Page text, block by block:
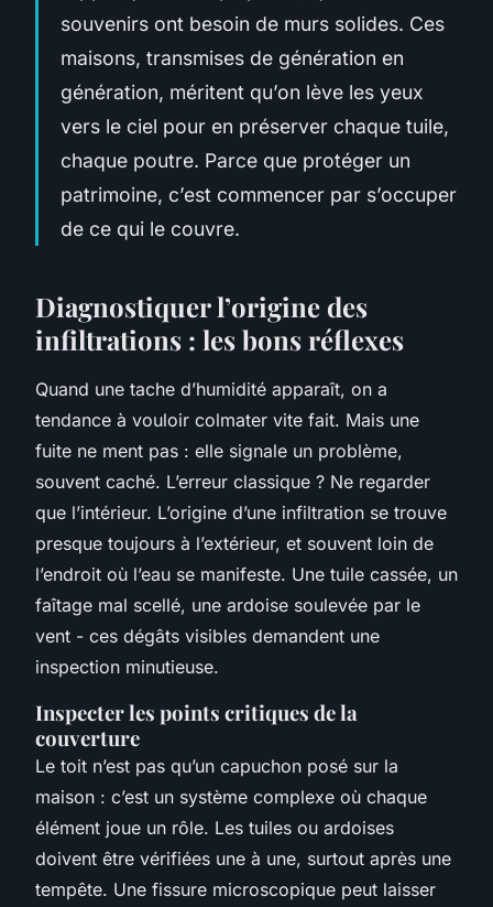
souvenirs ont besoin de murs solides. Ces
maisons, transmises de génération en
génération, méritent qu’on lève les yeux
vers le ciel pour en préserver chaque tuile,
chaque poutre. Parce que protéger un
patrimoine, c’est commencer par s’occuper
de ce qui le couvre.
Diagnostiquer l’origine des
infiltrations : les bons réflexes
Quand une tache d’humidité apparaît, on a
tendance à vouloir colmater vite fait. Mais une
fuite ne ment pas : elle signale un problème,
souvent caché. L’erreur classique ? Ne regarder
que l’intérieur. L’origine d’une infiltration se trouve
presque toujours à l’extérieur, et souvent loin de
l’endroit où l’eau se manifeste. Une tuile cassée, un
faîtage mal scellé, une ardoise soulevée par le
vent - ces dégâts visibles demandent une
inspection minutieuse.
Inspecter les points critiques de la
couverture
Le toit n’est pas qu’un capuchon posé sur la
maison : c’est un système complexe où chaque
élément joue un rôle. Les tuiles ou ardoises
doivent être vérifiées une à une, surtout après une
tempête. Une fissure microscopique peut laisser